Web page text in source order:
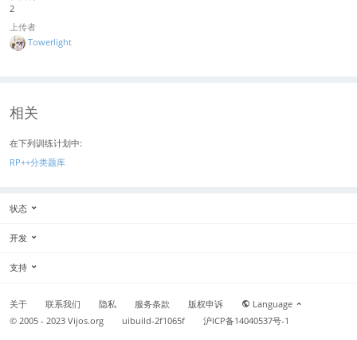
2
上传者
Towerlight
相关
在下列训练计划中:
RP++分类题库
状态
开发
支持
关于 联系我们 隐私 服务条款 版权申诉
Language
© 2005 - 2023Vijos.org uibuild-2f1065f 沪ICP备14040537号-1